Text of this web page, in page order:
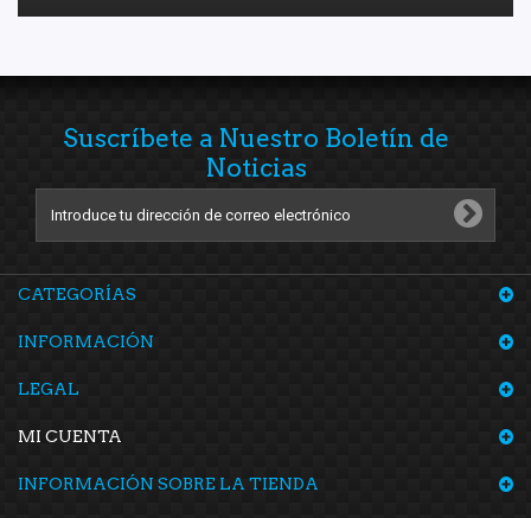
Suscríbete a Nuestro Boletín de
Noticias
CATEGORÍAS
INFORMACIÓN
LEGAL
MI CUENTA
INFORMACIÓN SOBRE LA TIENDA